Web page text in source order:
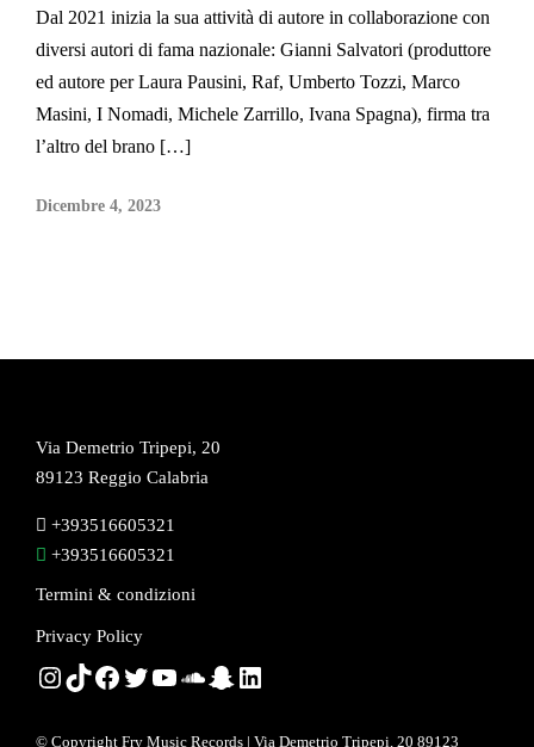
Dal 2021 inizia la sua attività di autore in collaborazione con
diversi autori di fama nazionale: Gianni Salvatori (produttore
ed autore per Laura Pausini, Raf, Umberto Tozzi, Marco
Masini, I Nomadi, Michele Zarrillo, Ivana Spagna), firma tra
l’altro del brano […]
Dicembre 4, 2023
Via Demetrio Tripepi, 20
89123 Reggio Calabria
+393516605321
+393516605321
Termini & condizioni
Privacy Policy
Instagram
TikTok
Facebook
Twitter
YouTube
SoundCloud
Snapchat
LinkedIn
© Copyright Fry Music Records | Via Demetrio Tripepi, 20 89123